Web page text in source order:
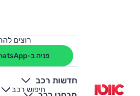
רוצים
פניה ב-WhatsApp
חדשות רכב
חיפוש רכב
+
-